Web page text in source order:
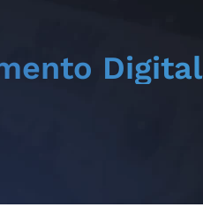
Digital